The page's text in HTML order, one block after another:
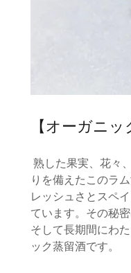
【オーガニ
熟した果実、花々
りを備えたこのラ
レッシュさとスペ
ています。その秘
そして長期間にわ
ック蒸留酒です。